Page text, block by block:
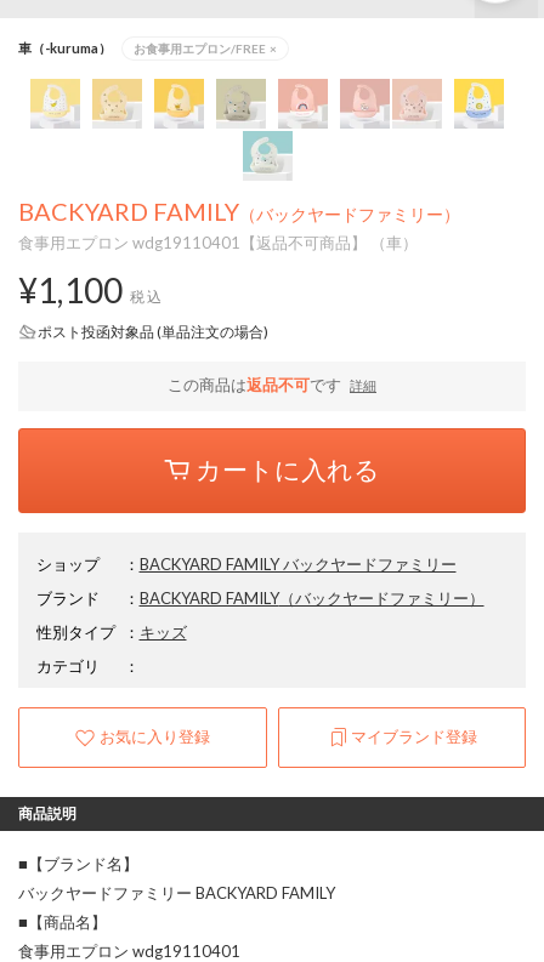
車（-kuruma） お食事用エプロン/FREE ×
BACKYARD FAMILY （バックヤードファミリー）
食事用エプロン wdg19110401【返品不可商品】 （車）
¥1,100 税込
ポスト投函対象品 (単品注文の場合)
この商品は返品不可です 詳細
カートに入れる
ショップ ： BACKYARD FAMILY バックヤードファミリー
ブランド
： BACKYARD FAMILY（バックヤードファミリー）
性別タイプ
： キッズ
カテゴリ
：
お気に入り登録 マイブランド登録
商品説明
■【ブランド名】
バックヤードファミリー BACKYARD FAMILY
■【商品名】
食事用エプロン wdg19110401